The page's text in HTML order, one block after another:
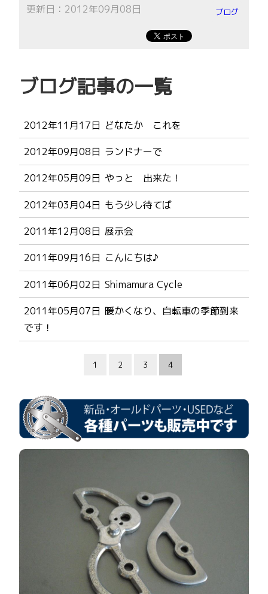
更新日：2012年09月08日 ブログ
ブログ記事の一覧
2012年11月17日 どなたか これを
2012年09月08日 ランドナーで
2012年05月09日 やっと 出来た！
2012年03月04日 もう少し待てば
2011年12月08日 展示会
2011年09月16日 こんにちは♪
2011年06月02日 Shimamura Cycle
2011年05月07日 暖かくなり、自転車の季節到来
です！
1 2 3 4